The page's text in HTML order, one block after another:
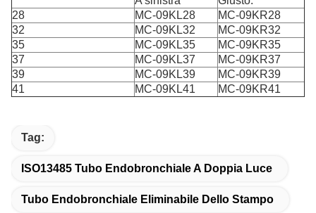
28
MC-09KL28
MC-09KR28
32
MC-09KL32
MC-09KR32
35
MC-09KL35
MC-09KR35
37
MC-09KL37
MC-09KR37
39
MC-09KL39
MC-09KR39
41
MC-09KL41 MC-09KR41
Tag:
ISO13485 Tubo Endobronchiale A Doppia Luce
Tubo Endobronchiale Eliminabile Dello Stampo